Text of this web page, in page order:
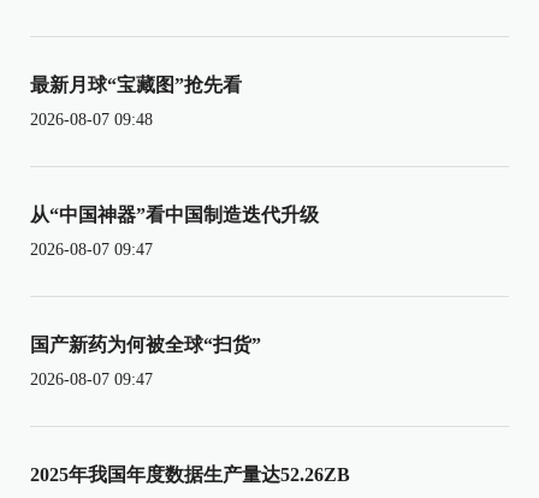
最新月球“宝藏图”抢先看
2026-08-07 09:48
从“中国神器”看中国制造迭代升级
2026-08-07 09:47
国产新药为何被全球“扫货”
2026-08-07 09:47
2025年我国年度数据生产量达52.26ZB